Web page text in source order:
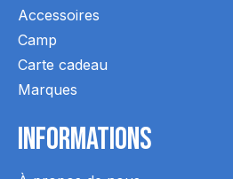
Accessoires
Camp
Carte cadeau
Marques
Informations